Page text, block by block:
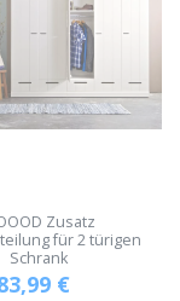
Zusatz
für 2 türigen
Schrank
€